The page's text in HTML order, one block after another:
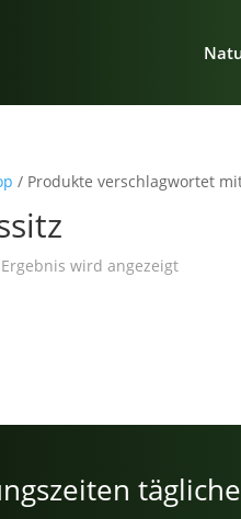
/ Produkte verschlagwortet
wird angezeigt